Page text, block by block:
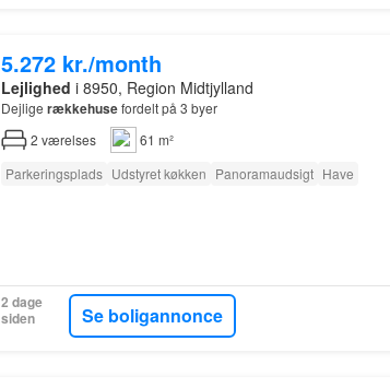
5.272 kr./month
Lejlighed i 8950, Region Midtjylland
Dejlige rækkehusefordelt på 3 byer
2 værelses
61 m²
Parkeringsplads Udstyret køkken Panoramaudsigt Have
2 dage
siden
Se boligannonce